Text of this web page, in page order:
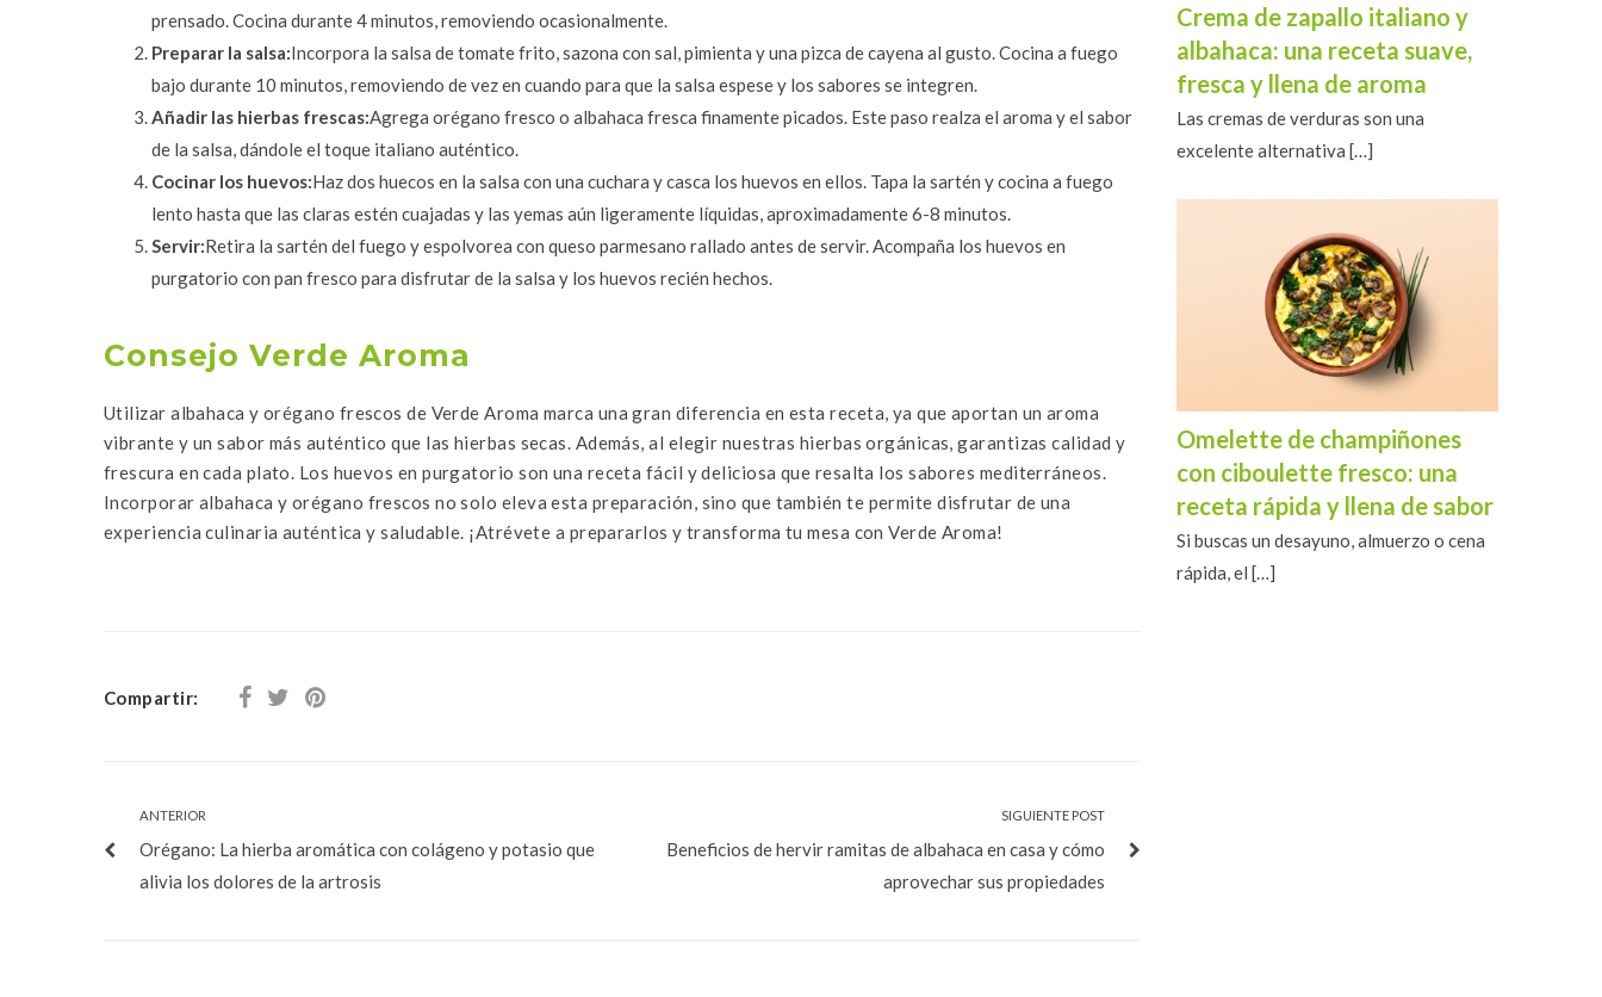
prensado. Cocina durante 4 minutos, removiendo ocasionalmente.
Preparar la salsa:Incorpora la salsa de tomate frito, sazona con sal, pimienta y una pizca de cayena al gusto. Cocina a fuego
bajo durante 10 minutos, removiendo de vez en cuando para que la salsa espese y los sabores se integren.
Añadir las hierbas frescas:Agrega orégano fresco o albahaca fresca finamente picados. Este paso realza el aroma y el sabor
de la salsa, dándole el toque italiano auténtico.
Cocinar los huevos:Haz dos huecos en la salsa con una cuchara y casca los huevos en ellos. Tapa la sartén y cocina a fuego
lento hasta que las claras estén cuajadas y las yemas aún ligeramente líquidas, aproximadamente 6-8 minutos.
Servir:Retira la sartén del fuego y espolvorea con queso parmesano rallado antes de servir. Acompaña los huevos en
purgatorio con pan fresco para disfrutar de la salsa y los huevos recién hechos.
Consejo Verde Aroma
Utilizaralbahaca yorégano frescos de Verde Aroma marca una gran diferencia en esta receta, ya que aportan un aroma
vibrante y un sabor más auténtico que las hierbas secas. Además, al elegir nuestras hierbas orgánicas, garantizas calidad y
frescura en cada plato. Los huevos en purgatorio son una receta fácil y deliciosa que resalta los sabores mediterráneos.
Incorporar albahaca y orégano frescos no solo eleva esta preparación, sino que también te permite disfrutar de una
experiencia culinaria auténtica y saludable. ¡Atrévete a prepararlos y transforma tu mesa con Verde Aroma!
Compartir:
ANTERIOR
Orégano: La hierba aromática con colágeno y potasio que
alivia los dolores de la artrosis
SIGUIENTE POST
Beneficios de hervir ramitas de albahaca en casa y cómo
aprovechar sus propiedades
Crema de zapallo italiano y
albahaca: una receta suave,
fresca y llena de aroma
Las cremas de verduras son una
excelente alternativa […]
Omelette de champiñones
con ciboulette fresco: una
receta rápida y llena de sabor
Si buscas un desayuno, almuerzo o cena
rápida, el […]